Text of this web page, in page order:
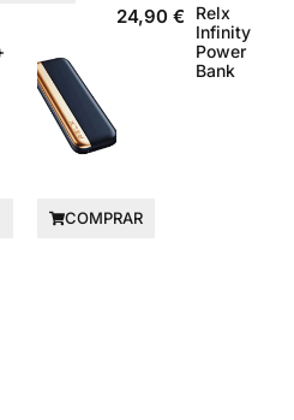
24,90 € Relx
Infinity
Power
Bank
COMPRAR